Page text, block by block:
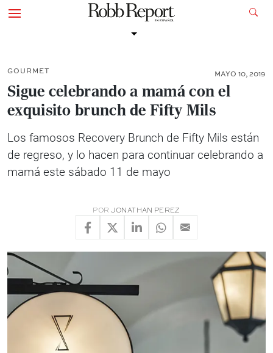
GOURMET MAYO 10, 2019
Sigue celebrando a mamá con el
exquisito brunch de Fifty Mils
Los famosos Recovery Brunch de Fifty Mils están
de regreso, y lo hacen para continuar celebrando a
mamá este sábado 11 de mayo
POR JONATHAN PEREZ